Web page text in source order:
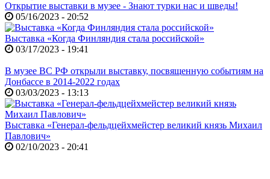
Открытие выставки в музее - Знают турки нас и шведы!
05/16/2023 - 20:52
Выставка «Когда Финляндия стала российской»
03/17/2023 - 19:41
В музее ВС РФ открыли выставку, посвященную событиям на
Донбассе в 2014-2022 годах
03/03/2023 - 13:13
Выставка «Генерал-фельдцейхмейстер великий князь Михаил
Павлович»
02/10/2023 - 20:41